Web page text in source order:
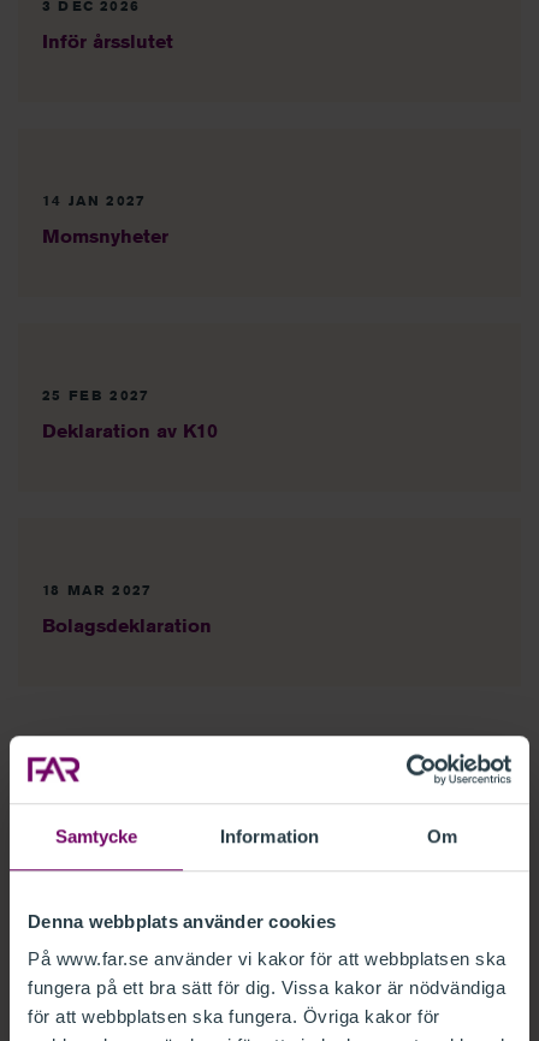
Samtycke Information Om
Denna webbplats använder cookies
På www.far.se använder vi kakor för att webbplatsen ska
fungera på ett bra sätt för dig. Vissa kakor är nödvändiga
för att webbplatsen ska fungera. Övriga kakor för
3 DEC 2026
Inför årsslutet
14 JAN 2027
Momsnyheter
25 FEB 2027
Deklaration av K10
18 MAR 2027
Bolagsdeklaration
Onlinekurser när du vill
Onlinekurserna omfattar både grundläggande och mer
kvalificerade kurser.Nya onlinekurser publiceras
Redovisning (19)